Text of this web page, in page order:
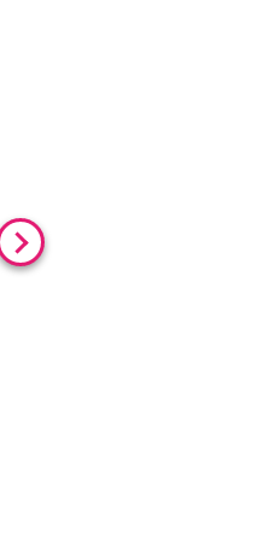
【9%OFF】
アラン・ド・パリ ショ